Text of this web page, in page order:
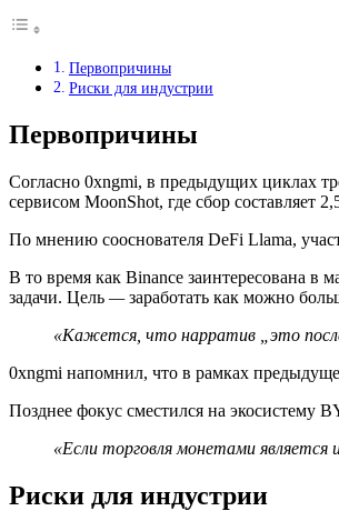
Первопричины
Риски для индустрии
Первопричины
Согласно 0xngmi, в предыдущих циклах
сервисом MoonShot, где сбор составляет
По мнению сооснователя DeFi Llama,
В то время как Binance заинтересована в
задачи. Цель —заработать как можно
«Кажется, что нарратив „это
0xngmi напомнил, что в рамках
Позднее фокус сместился на экосистему
«Если торговля монетами
Риски для индустрии